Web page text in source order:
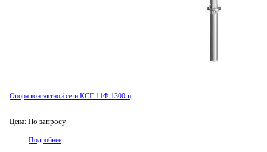
Опора контактной сети КСГ-11Ф-1300-ц
Цена: По запросу
Подробнее